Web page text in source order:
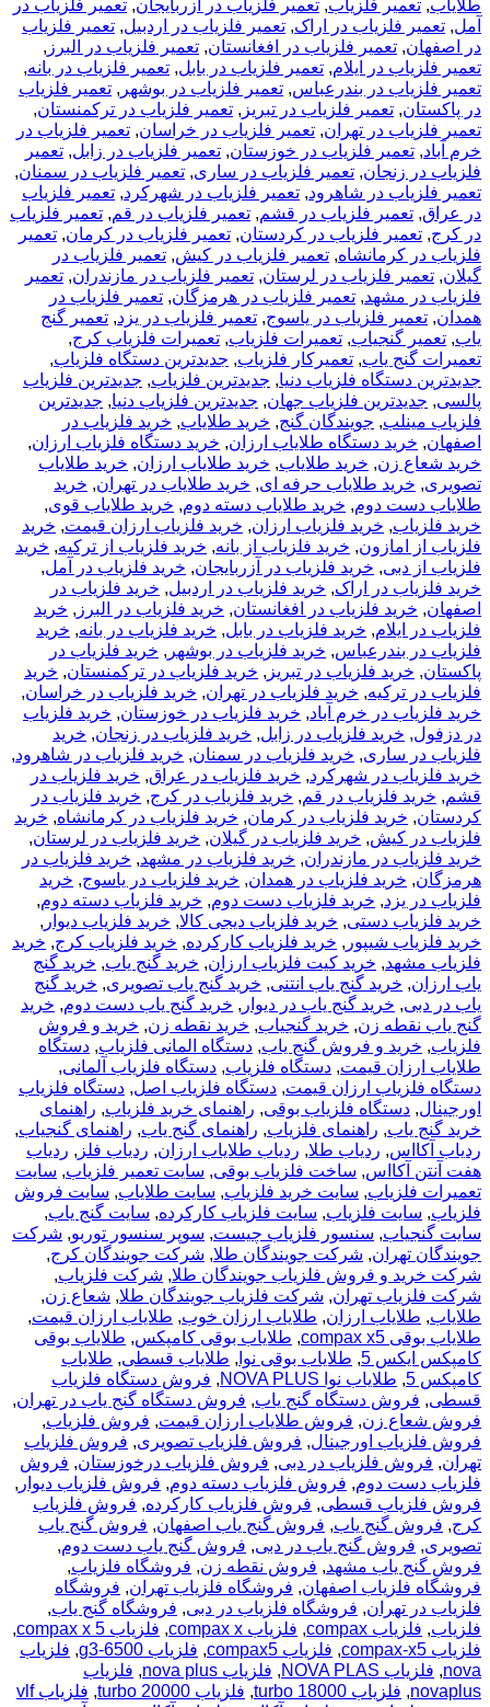
طلایاب, تعمیر فلزیاب, تعمیر فلزیاب در آزربایجان, تعمیر فلزیاب در
آمل, تعمیر فلزیاب در اراک, تعمیر فلزیاب در اردبیل, تعمیر فلزیاب
در اصفهان, تعمیر فلزیاب در افغانستان, تعمیر فلزیاب در البرز ,
تعمیر فلزیاب در ایلام, تعمیر فلزیاب در بابل, تعمیر فلزیاب در بانه,
تعمیر فلزیاب در بندرعباس, تعمیر فلزیاب در بوشهر , تعمیر فلزیاب
در پاکستان, تعمیر فلزیاب در تبریز , تعمیر فلزیاب در ترکمنستان,
تعمیر فلزیاب در تهران, تعمیر فلزیاب در خراسان, تعمیر فلزیاب در
خرم آباد, تعمیر فلزیاب در خوزستان, تعمیر فلزیاب در زابل, تعمیر
فلزیاب در زنجان, تعمیر فلزیاب در ساری, تعمیر فلزیاب در سمنان,
تعمیر فلزیاب در شاهرود, تعمیر فلزیاب در شهرکرد, تعمیر فلزیاب
در عراق, تعمیر فلزیاب در قشم, تعمیر فلزیاب در قم, تعمیر فلزیاب
در کرج, تعمیر فلزیاب در کردستان, تعمیر فلزیاب در کرمان, تعمیر
فلزیاب در کرمانشاه, تعمیر فلزیاب در کیش, تعمیر فلزیاب در
گیلان, تعمیر فلزیاب در لرستان, تعمیر فلزیاب در مازندران, تعمیر
فلزیاب در مشهد, تعمیر فلزیاب در هرمزگان, تعمیر فلزیاب در
همدان, تعمیر فلزیاب در یاسوج, تعمیر فلزیاب در یزد, تعمیر گنج
یاب, تعمیر گنجیاب, تعمیرات فلزیاب, تعمیرات فلزیاب کرج,
تعمیرات گنج یاب, تعمیرکار فلزیاب, جدیدترین دستگاه فلزیاب,
جدیدترین دستگاه فلزیاب دنیا, جدیدترین فلزیاب, جدیدترین فلزیاب
پالسی, جدیدترین فلزیاب جهان, جدیدترین فلزیاب دنیا, جدیدترین
فلزیاب مینلب, جویندگان گنج, خريد طلاياب, خريد فلزياب در
اصفهان, خرید دستگاه طلایاب ارزان, خرید دستگاه فلزیاب ارزان,
خرید شعاع زن, خرید طلایاب, خرید طلایاب ارزان, خرید طلایاب
تصویری, خرید طلایاب حرفه ای, خرید طلایاب در تهران, خرید
طلایاب دست دوم, خرید طلایاب دسته دوم, خرید طلایاب قوی,
خرید فلزیاب, خرید فلزیاب ارزان, خرید فلزیاب ارزان قیمت, خرید
فلزیاب از امازون, خرید فلزیاب از بانه, خرید فلزیاب از ترکیه, خرید
فلزیاب از دبی, خرید فلزیاب در آزربایجان, خرید فلزیاب در آمل,
خرید فلزیاب در اراک, خرید فلزیاب در اردبیل, خرید فلزیاب در
اصفهان, خرید فلزیاب در افغانستان, خرید فلزیاب در البرز , خرید
فلزیاب در ایلام, خرید فلزیاب در بابل, خرید فلزیاب در بانه, خرید
فلزیاب در بندرعباس, خرید فلزیاب در بوشهر , خرید فلزیاب در
پاکستان, خرید فلزیاب در تبریز , خرید فلزیاب در ترکمنستان, خرید
فلزیاب در ترکیه, خرید فلزیاب در تهران, خرید فلزیاب در خراسان,
خرید فلزیاب در خرم آباد, خرید فلزیاب در خوزستان, خرید فلزیاب
در دزفول, خرید فلزیاب در زابل, خرید فلزیاب در زنجان, خرید
فلزیاب در ساری, خرید فلزیاب در سمنان, خرید فلزیاب در شاهرود,
خرید فلزیاب در شهرکرد, خرید فلزیاب در عراق, خرید فلزیاب در
قشم, خرید فلزیاب در قم, خرید فلزیاب در کرج, خرید فلزیاب در
کردستان, خرید فلزیاب در کرمان, خرید فلزیاب در کرمانشاه, خرید
فلزیاب در کیش, خرید فلزیاب در گیلان, خرید فلزیاب در لرستان,
خرید فلزیاب در مازندران, خرید فلزیاب در مشهد, خرید فلزیاب در
هرمزگان, خرید فلزیاب در همدان, خرید فلزیاب در یاسوج, خرید
فلزیاب در یزد, خرید فلزیاب دست دوم, خرید فلزیاب دسته دوم,
خرید فلزیاب دستی, خرید فلزیاب دیجی کالا, خرید فلزیاب دیوار ,
خرید فلزیاب شیپور , خرید فلزیاب کارکرده, خرید فلزیاب کرج, خرید
فلزیاب مشهد, خرید کیت فلزیاب ارزان, خرید گنج یاب, خرید گنج
یاب ارزان, خرید گنج یاب انتنی, خرید گنج یاب تصویری, خرید گنج
یاب در دبی, خرید گنج یاب در دیوار , خرید گنج یاب دست دوم, خرید
گنج یاب نقطه زن, خرید گنجیاب, خرید نقطه زن, خرید و فروش
فلزیاب, خرید و فروش گنج یاب, دستگاه المانی فلزیاب, دستگاه
طلایاب ارزان قیمت, دستگاه فلزیاب, دستگاه فلزیاب آلمانی,
دستگاه فلزیاب ارزان قیمت, دستگاه فلزیاب اصل, دستگاه فلزیاب
اورجینال, دستگاه فلزیاب بوقی, راهنمای خرید فلزیاب, راهنمای
خرید گنج یاب, راهنمای فلزیاب, راهنمای گنج یاب, راهنمای گنجیاب,
ردیاب آکااس, ردیاب طلا, ردیاب طلایاب ارزان, ردیاب فلز , ردیاب
هفت آنتن آکااس, ساخت فلزیاب بوقی, سایت تعمیر فلزیاب, سایت
تعمیرات فلزیاب, سایت خرید فلزیاب, سایت طلایاب, سایت فروش
فلزیاب, سایت فلزیاب, سایت فلزیاب کارکرده, سایت گنج یاب,
سایت گنجیاب, سنسور فلزیاب چیست, سوپر سنسور توربو, شرکت
جویندگان تهران, شرکت جویندگان طلا, شرکت جویندگان کرج,
شرکت خرید و فروش فلزیاب جویندگان طلا, شرکت فلزیاب,
شرکت فلزیاب تهران, شرکت فلزیاب جویندگان طلا, شعاع زن,
طلایاب, طلایاب ارزان, طلایاب ارزان خوب, طلایاب ارزان قیمت,
طلایاب بوقی compax x5
, طلایاب بوقی کامپکس, طلایاب بوقی
کامپکس ایکس 5
, طلایاب بوقی نوا , طلایاب قسطی, طلایاب
کامپکس 5
, طلایاب نوا NOVA PLUS , فروش دستگاه فلزیاب
قسطی, فروش دستگاه گنج یاب, فروش دستگاه گنج یاب در تهران,
فروش شعاع زن, فروش طلایاب ارزان قیمت, فروش فلزیاب,
فروش فلزیاب اورجینال, فروش فلزیاب تصویری, فروش فلزیاب
تهران, فروش فلزیاب در دبی, فروش فلزیاب درخوزستان, فروش
فلزیاب دست دوم, فروش فلزیاب دسته دوم, فروش فلزیاب دیوار ,
فروش فلزیاب قسطی, فروش فلزیاب کارکرده, فروش فلزیاب
کرج, فروش گنج یاب, فروش گنج یاب اصفهان, فروش گنج یاب
تصویری, فروش گنج یاب در دبی, فروش گنج یاب دست دوم,
فروش گنج یاب مشهد, فروش نقطه زن, فروشگاه فلزیاب,
فروشگاه فلزیاب اصفهان, فروشگاه فلزیاب تهران, فروشگاه
فلزیاب در تهران, فروشگاه فلزیاب در دبی, فروشگاه گنج یاب,
فلزیاب, فلزیاب compax , فلزیاب compax x , فلزیاب compax x 5
,
فلزیاب compax-x5
, فلزیاب compax5 , فلزیاب g3-6500 , فلزیاب
nova
, فلزیاب NOVA PLAS , فلزیاب nova plus , فلزیاب
novaplus
, فلزیاب turbo 18000 , فلزیاب turbo 20000 ,
فلزیاب vlf